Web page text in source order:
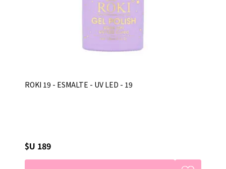
ROKI 19 - ESMALTE - UV LED - 19
$U 189